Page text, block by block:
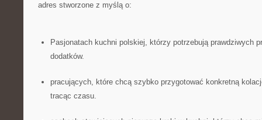
adres stworzone z myślą o:
Pasjonatach kuchni polskiej, którzy potrzebują prawdziwych
dodatków.
pracujących, które chcą szybko przygotować konkretną
tracąc czasu.